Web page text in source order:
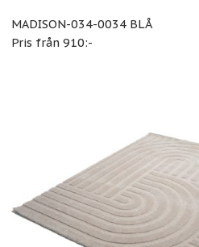
MADISON-034-0034 BLÅ
Pris från 910:-